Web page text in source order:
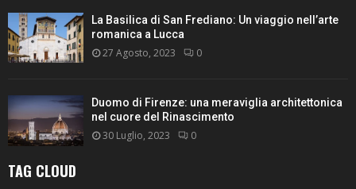
La Basilica di San Frediano: Un viaggio nell’arte
romanica a Lucca
27 Agosto, 2023 0
Duomo di Firenze: una meraviglia architettonica
nel cuore del Rinascimento
30 Luglio, 2023 0
TAG CLOUD